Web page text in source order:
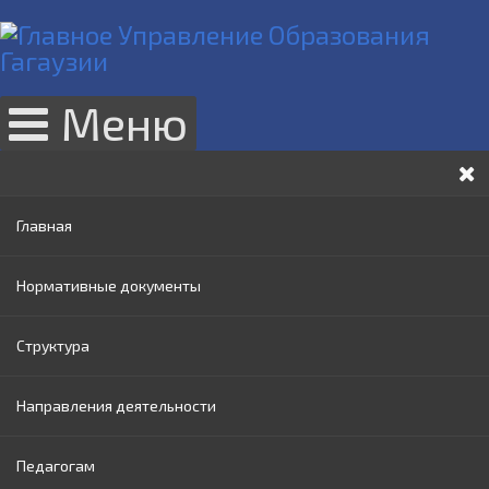
Меню
Главная
Нормативные документы
Законы РМ
Нормативные акты Правительства РМ
Нормативные документы МОИ
Структура
Руководство
Административный совет
Направления деятельности
Раннее образование
Педагогам